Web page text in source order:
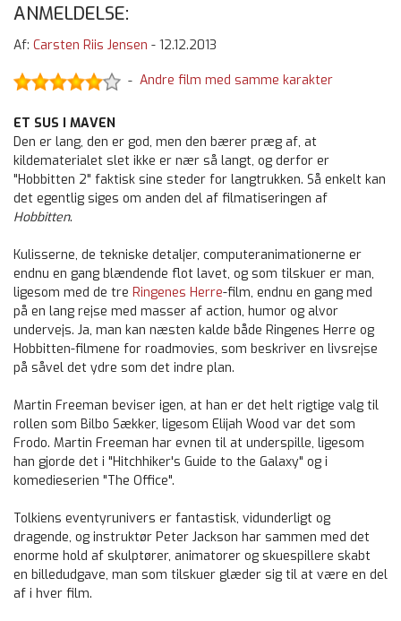
ANMELDELSE:
Af: Carsten Riis Jensen - 12.12.2013
- Andre film med samme karakter
ET SUS I MAVEN
Den er lang, den er god, men den bærer præg af, at
kildematerialet slet ikke er nær så langt, og derfor er
"Hobbitten 2" faktisk sine steder for langtrukken. Så enkelt kan
det egentlig siges om anden del af filmatiseringen af
Hobbitten.
Kulisserne, de tekniske detaljer, computeranimationerne er
endnu en gang blændende flot lavet, og som tilskuer er man,
ligesom med de tre Ringenes Herre-film, endnu en gang med
på en lang rejse med masser af action, humor og alvor
undervejs. Ja, man kan næsten kalde både Ringenes Herre og
Hobbitten-filmene for roadmovies, som beskriver en livsrejse
på såvel det ydre som det indre plan.
Martin Freeman beviser igen, at han er det helt rigtige valg til
rollen som Bilbo Sækker, ligesom Elijah Wood var det som
Frodo. Martin Freeman har evnen til at underspille, ligesom
han gjorde det i "Hitchhiker's Guide to the Galaxy" og i
komedieserien "The Office".
Tolkiens eventyrunivers er fantastisk, vidunderligt og
dragende, og instruktør Peter Jackson har sammen med det
enorme hold af skulptører, animatorer og skuespillere skabt
en billedudgave, man som tilskuer glæder sig til at være en del
af i hver film.